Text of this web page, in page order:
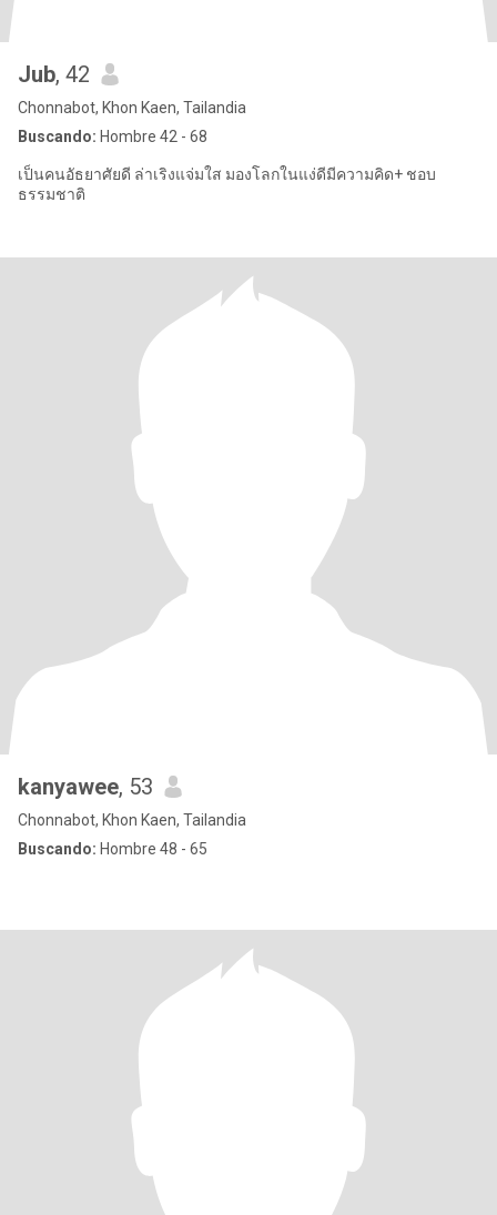
Jub, 42
Chonnabot, Khon Kaen, Tailandia
Buscando: Hombre 42 - 68
เป็นคนอัธยาศัยดี ล่าเริงแจ่มใส มองโลกในแง่ดีมีความคิด+ ชอบ
ธรรมชาติ
kanyawee, 53
Chonnabot, Khon Kaen, Tailandia
Buscando: Hombre 48 - 65